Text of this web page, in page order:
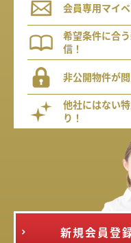
会員専用マイ
希望条件に合
信！
非公開物件が閲
他社にはない
り！
新規会員登